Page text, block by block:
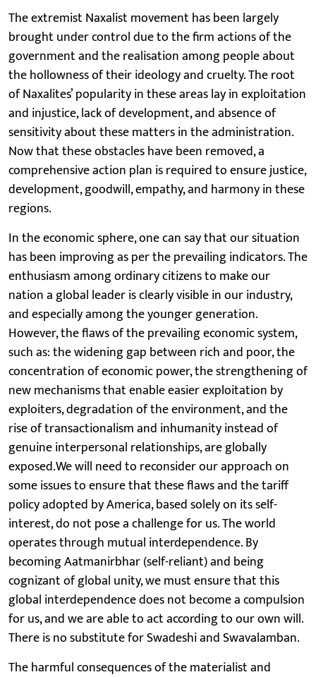
The extremist Naxalist movement has been largely
brought under control due to the firm actions of the
government and the realisation among people about
the hollowness of their ideology and cruelty. The root
of Naxalites’ popularity in these areas lay in exploitation
and injustice, lack of development, and absence of
sensitivity about these matters in the administration.
Now that these obstacles have been removed, a
comprehensive action plan is required to ensure justice,
development, goodwill, empathy, and harmony in these
regions.
In the economic sphere, one can say that our situation
has been improving as per the prevailing indicators. The
enthusiasm among ordinary citizens to make our
nation a global leader is clearly visible in our industry,
and especially among the younger generation.
However, the flaws of the prevailing economic system,
such as: the widening gap between rich and poor, the
concentration of economic power, the strengthening of
new mechanisms that enable easier exploitation by
exploiters, degradation of the environment, and the
rise of transactionalism and inhumanity instead of
genuine interpersonal relationships, are globally
exposed.We will need to reconsider our approach on
some issues to ensure that these flaws and the tariff
policy adopted by America, based solely on its self-
interest, do not pose a challenge for us. The world
operates through mutual interdependence. By
becoming Aatmanirbhar (self-reliant) and being
cognizant of global unity, we must ensure that this
global interdependence does not become a compulsion
for us, and we are able to act according to our own will.
There is no substitute for Swadeshi and Swavalamban.
The harmful consequences of the materialist and